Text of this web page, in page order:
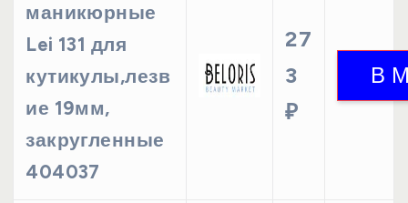
маникюрные
Lei 131 для
кутикулы,лезв
ие 19мм,
закругленные
404037
27
3
₽